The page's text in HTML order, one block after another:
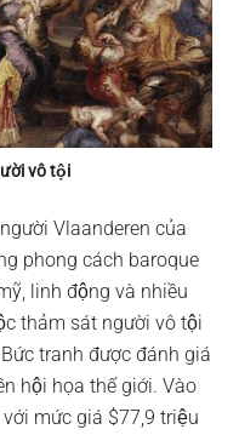
vô tội
Vlaanderen của
phong cách baroque
linh động và nhiều
thảm sát người vô tội
tranh được đánh giá
hội họa thế giới. Vào
mức giá $77,9 triệu